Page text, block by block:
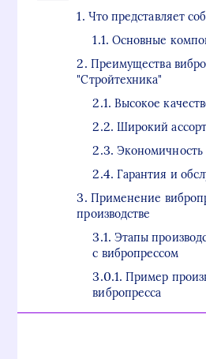
Что представляет
Основные
Преимущества
"Стройтехника"
Высокое
Широкий
Экономичность
Гарантия и
Применение
производстве
Этапы
с вибропрессом
Пример
вибропресса